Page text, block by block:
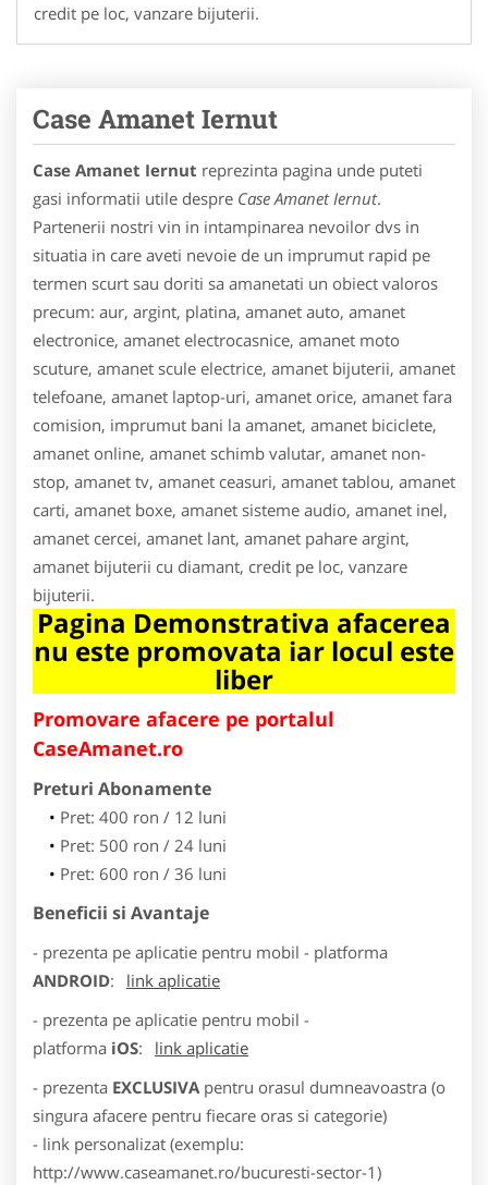
credit pe loc, vanzare bijuterii.
Case Amanet Iernut
Case Amanet Iernut reprezinta pagina unde puteti
gasi informatii utile despre Case Amanet Iernut.
Partenerii nostri vin in intampinarea nevoilor dvs in
situatia in care aveti nevoie de un imprumut rapid pe
termen scurt sau doriti sa amanetati un obiect valoros
precum: aur, argint, platina, amanet auto, amanet
electronice, amanet electrocasnice, amanet moto
scuture, amanet scule electrice, amanet bijuterii, amanet
telefoane, amanet laptop-uri, amanet orice, amanet fara
comision, imprumut bani la amanet, amanet biciclete,
amanet online, amanet schimb valutar, amanet non-
stop, amanet tv, amanet ceasuri, amanet tablou, amanet
carti, amanet boxe, amanet sisteme audio, amanet inel,
amanet cercei, amanet lant, amanet pahare argint,
amanet bijuterii cu diamant, credit pe loc, vanzare
bijuterii.
Pagina Demonstrativa afacerea
nu este promovata iar locul este
liber
Promovare afacere pe portalul
CaseAmanet.ro
Preturi Abonamente
Pret: 400 ron / 12 luni
Pret: 500 ron / 24 luni
Pret: 600 ron / 36 luni
Beneficii si Avantaje
- prezenta pe aplicatie pentru mobil - platforma
ANDROID:
link aplicatie
- prezenta pe aplicatie pentru mobil -
platforma iOS:
link aplicatie
- prezenta EXCLUSIVA pentru orasul dumneavoastra (o
singura afacere pentru fiecare oras si categorie)
- link personalizat (exemplu:
http://www.caseamanet.ro/bucuresti-sector-1)